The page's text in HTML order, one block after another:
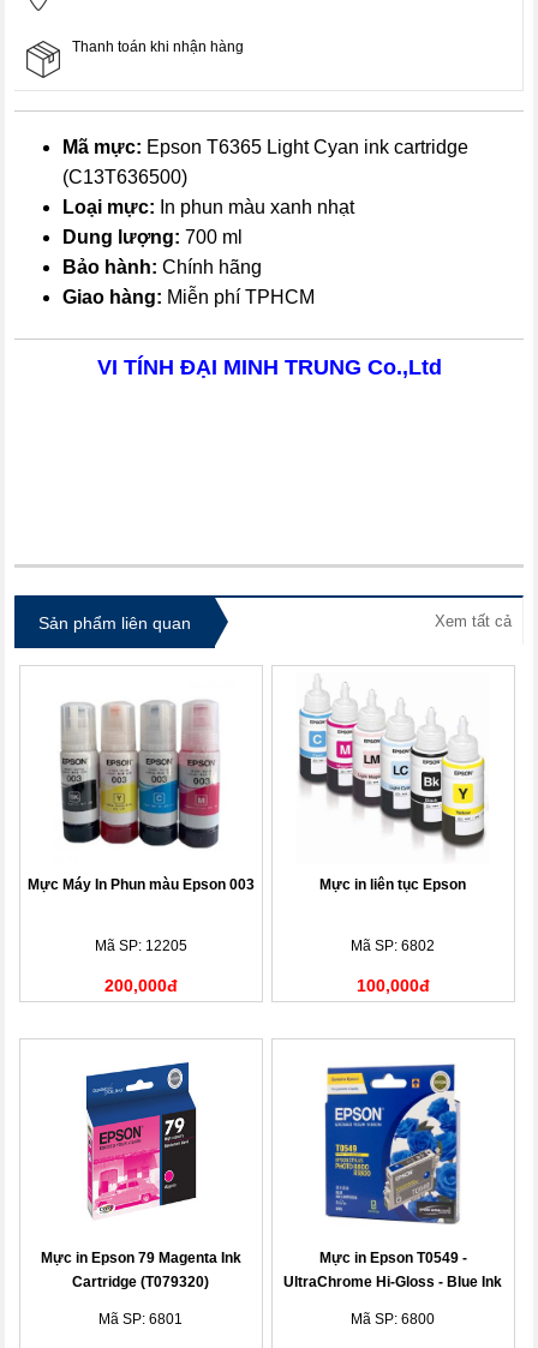
Thanh toán khi nhận hàng
Mã mực: Epson T6365 Light Cyan ink cartridge
(C13T636500)
Loại mực: In phun màu xanh nhạt
Dung lượng: 700 ml
Bảo hành: Chính hãng
Giao hàng: Miễn phí TPHCM
VI TÍNH ĐẠI MINH TRUNG Co.,Ltd
Sản phẩm liên quan Xem tất cả
Mực Máy In Phun màu Epson 003
Mã SP: 12205
200,000đ
Mực in liên tục Epson
Mã SP: 6802
100,000đ
Mực in Epson 79 Magenta Ink
Cartridge (T079320)
Mã SP: 6801
Mực in Epson T0549 -
UltraChrome Hi-Gloss - Blue Ink
Mã SP: 6800